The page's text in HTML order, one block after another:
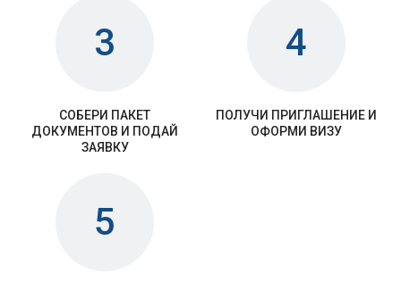
3
СОБЕРИ ПАКЕТ
ДОКУМЕНТОВ И ПОДАЙ
ЗАЯВКУ
4
ПОЛУЧИ ПРИГЛАШЕНИЕ И
ОФОРМИ ВИЗУ
5